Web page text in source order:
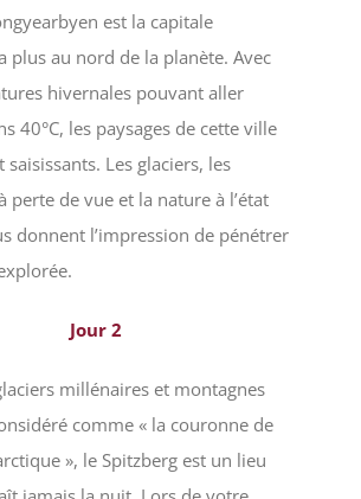
est la capitale
plus au nord de la planète. Avec
hivernales pouvant aller
40°C, les paysages de cette ville
Les glaciers, les
perte de vue et la nature à l’état
donnent l’impression de pénétrer
Jour 2
millénaires et montagnes
comme « la couronne de
», le Spitzberg est un lieu